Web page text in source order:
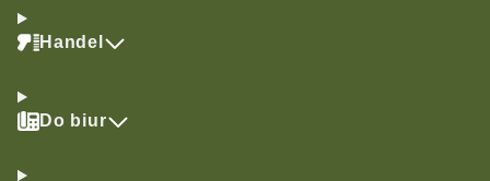
Handel
Do biur